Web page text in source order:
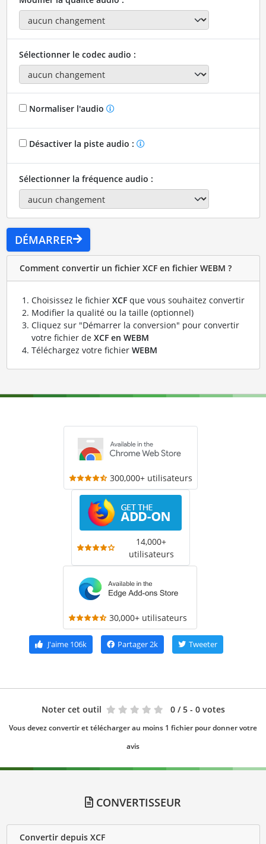
Sélectionner le codec audio :
Normaliser l'audio
Désactiver la piste audio :
Sélectionner la fréquence audio :
DÉMARRER
Comment convertir un fichier XCF en fichier WEBM ?
Choisissez le fichier XCFque vous souhaitez convertir
Modifier la qualité ou la taille (optionnel)
Cliquez sur "Démarrer la conversion" pour convertir
votre fichier de XCF en WEBM
Téléchargez votre fichier WEBM
300,000+ utilisateurs
14,000+
utilisateurs
30,000+ utilisateurs
J'aime106k Partager2k Tweeter
Noter cet outil 0 / 5 - 0 votes
Vous devez convertir et télécharger au moins 1 fichier pour donner votre
avis
CONVERTISSEUR
Convertir depuis XCF